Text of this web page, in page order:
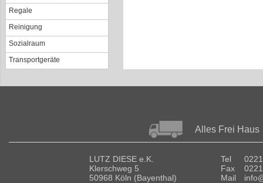
Regale
Reinigung
Sozialraum
Transportgeräte
Alles Frei Haus
LUTZ DIESE e.K.
Klerschweg 5
50968 Köln (Bayenthal)
Tel
Fax
Mail